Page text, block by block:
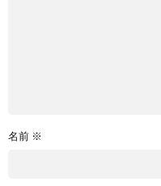
名前 ※